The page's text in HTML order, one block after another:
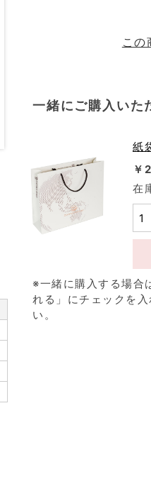
一緒にご購入いた
紙
￥
在
※一緒に購入する場合
れる」にチェックを
い。
この